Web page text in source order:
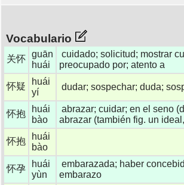
Vocabulario
关怀 guān
huái
cuidado; solicitud; mostrar
preocupado por; atento a
怀疑
huái
yí
dudar; sospechar; duda;
怀抱
huái
bào
abrazar; cuidar; en el seno
abrazar (también fig. un
怀抱
huái
bào
怀孕
huái
yùn
embarazada; haber
embarazo